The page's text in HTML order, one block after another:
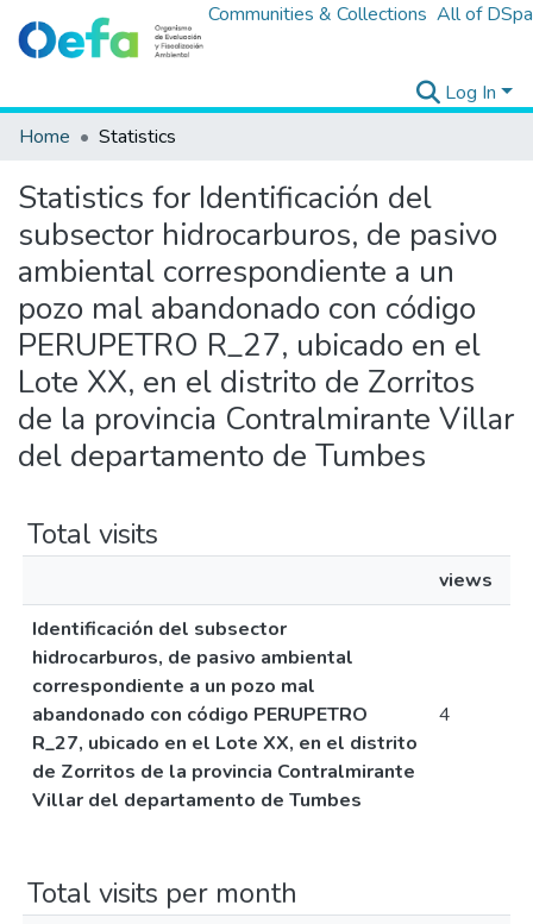
Communities & Collections All of
Log In
Home
Statistics
Statistics for Identificación del
subsector hidrocarburos, de pasivo
ambiental correspondiente a un
pozo mal abandonado con código
PERUPETRO R_27, ubicado en el
Lote XX, en el distrito de Zorritos
de la provincia Contralmirante Villar
del departamento de Tumbes
Total visits
views
Identificación del subsector
hidrocarburos, de pasivo ambiental
correspondiente a un pozo mal
abandonado con código PERUPETRO
R_27, ubicado en el Lote XX, en el distrito
de Zorritos de la provincia Contralmirante
Villar del departamento de Tumbes
4
Total visits per month